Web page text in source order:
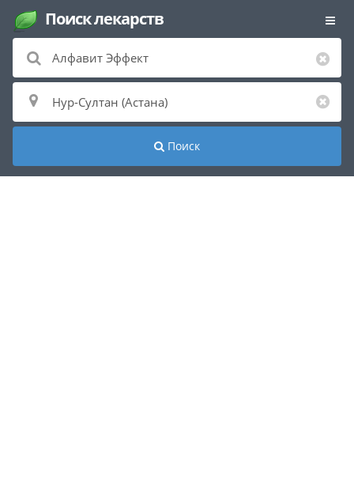
Поиск лекарств
Поиск